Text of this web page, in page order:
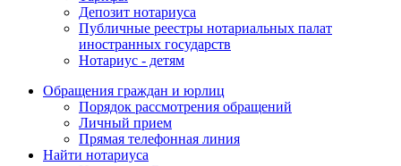
Депозит нотариуса
Публичные реестры нотариальных палат
иностранных государств
Нотариус - детям
Обращения граждан и юрлиц
Порядок рассмотрения обращений
Личный прием
Прямая телефонная линия
Найти нотариуса